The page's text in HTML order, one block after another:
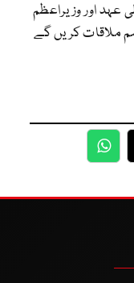
عہد اور وزیراعظم
ملاقات کریں گے